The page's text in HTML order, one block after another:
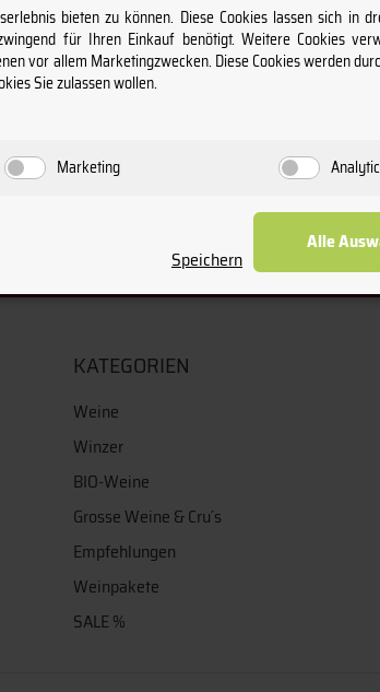
regelmäßigen
Abonnieren
Bei
Montag
Freitag
KATEGORIEN
Weine
Winzer
BIO-Weine
Grosse Weine & Cru´s
Empfehlungen
Weinpakete
SALE %
bieten zu können. Diese Cookies lassen sich in
für Ihren Einkauf benötigt. Weitere Cookies
vor allem Marketingzwecken. Diese Cookies werden
Sie zulassen wollen.
Marketing
Speichern
Alle